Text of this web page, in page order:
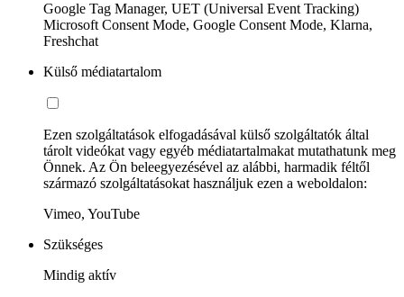
Google Tag Manager, UET (Universal Event Tracking)
Microsoft Consent Mode, Google Consent Mode, Klarna,
Freshchat
Külső médiatartalom
Ezen szolgáltatások elfogadásával külső szolgáltatók által
tárolt videókat vagy egyéb médiatartalmakat mutathatunk meg
Önnek. Az Ön beleegyezésével az alábbi, harmadik féltől
származó szolgáltatásokat használjuk ezen a weboldalon:
Vimeo, YouTube
Szükséges
Mindig aktív